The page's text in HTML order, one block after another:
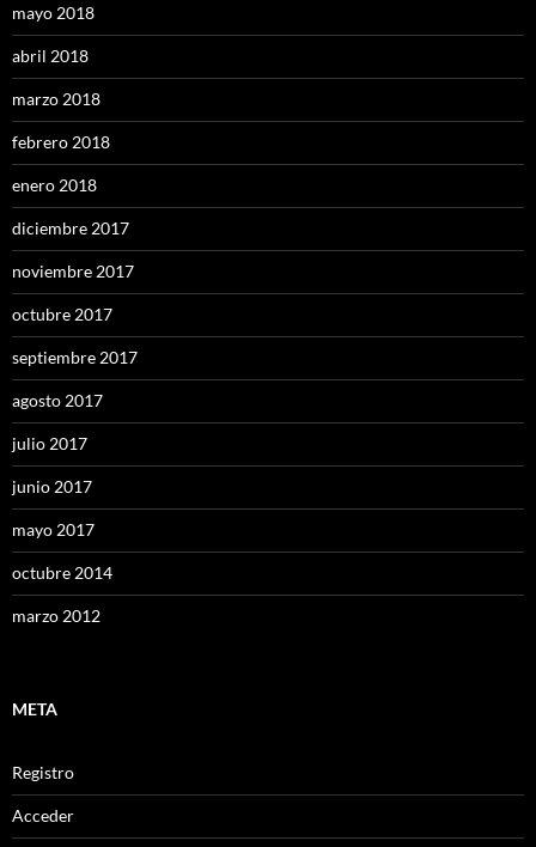
mayo 2018
abril 2018
marzo 2018
febrero 2018
enero 2018
diciembre 2017
noviembre 2017
octubre 2017
septiembre 2017
agosto 2017
julio 2017
junio 2017
mayo 2017
octubre 2014
marzo 2012
META
Registro
Acceder